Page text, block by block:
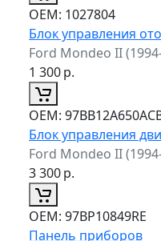
ОЕМ: 1027804
Блок управления
Ford Mondeo II
1 300р.
ОЕМ:
Блок управления
Ford Mondeo II
3 300р.
ОЕМ: 97BP10849RE
Панель приборов